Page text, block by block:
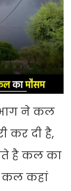
ने कल
कर दी है,
है कल का
कल कहां